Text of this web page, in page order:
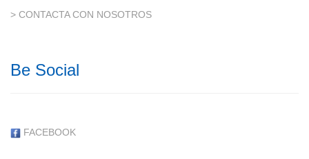
> CONTACTA CON NOSOTROS
Be Social
FACEBOOK